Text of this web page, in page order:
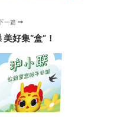
一篇
好集“盒”！